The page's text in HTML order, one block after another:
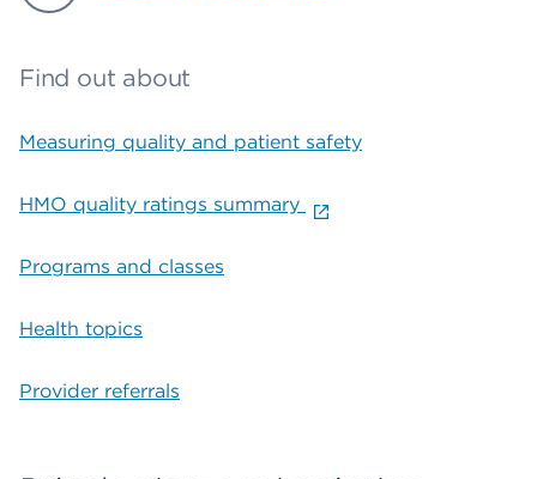
Find out about
Measuring quality and patient safety
HMO quality ratings summary
Programs and classes
Health topics
Provider referrals